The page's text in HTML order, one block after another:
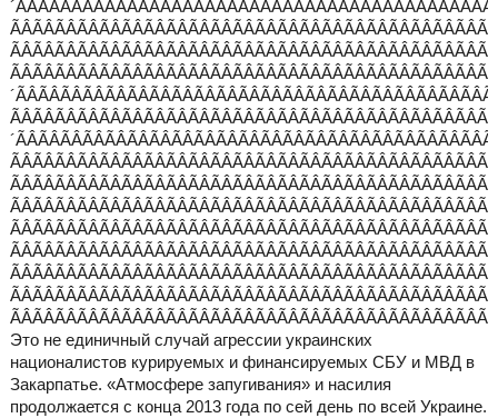
Это не единичный случай агрессии украинских
националистов курируемых и финансируемых СБУ и МВД в
Закарпатье. «Атмосфере запугивания» и насилия
продолжается с конца 2013 года по сей день по всей Украине.